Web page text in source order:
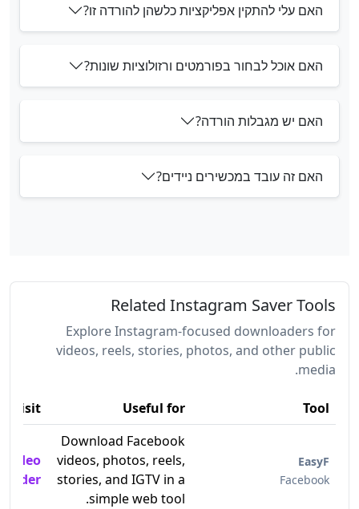
האם עלי להתקין אפליקציות כלשהן להורדה זו?
האם אוכל לבחור בפורמטים ורזולוציות שונות?
האם יש מגבלות הורדה?
האם זה עובד במכשירים ניידים?
Related Instagram Saver Tools
Explore Instagram-focused downloaders for
videos, reels, stories, photos, and other public
media.
Tool
Useful for
Visit
EasyF
Facebook
Download Facebook
videos, photos, reels,
stories, and IGTV in a
simple web tool.
Video